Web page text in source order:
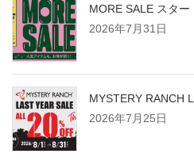
MORE SALE スター
2026年7月31日
MYSTERY RANCH
2026年7月25日